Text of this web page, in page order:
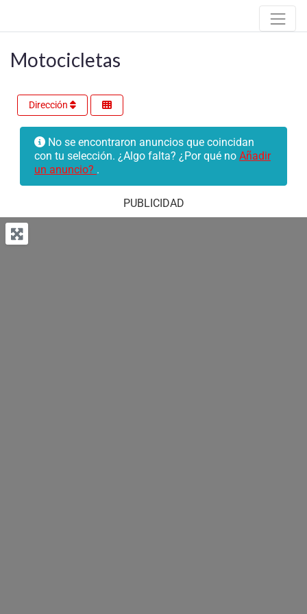
Motocicletas
Dirección
No se encontraron anuncios que coincidan
con tu selección. ¿Algo falta? ¿Por qué no Añadir
un anuncio? .
PUBLICIDAD